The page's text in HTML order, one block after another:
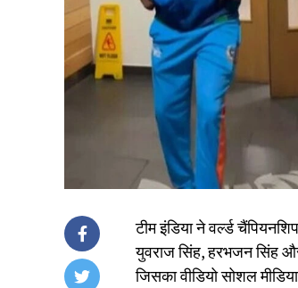
टीम इंडिया ने वर्ल्ड
युवराज सिंह, हरभजन सिंह
जिसका वीडियो सोशल